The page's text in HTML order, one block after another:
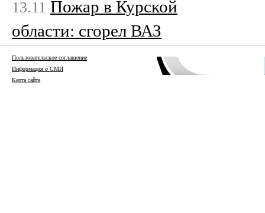
13.11 Пожар в Курской
области: сгорел ВАЗ
Пользовательское соглашение
Информация о СМИ
Карта сайта